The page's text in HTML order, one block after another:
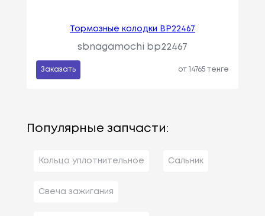
Тормозные колодки BP22467
sbnagamochi bp22467
Заказать от 14765 тенге
Популярные запчасти:
Кольцо уплотнительное Сальник
Свеча зажигания